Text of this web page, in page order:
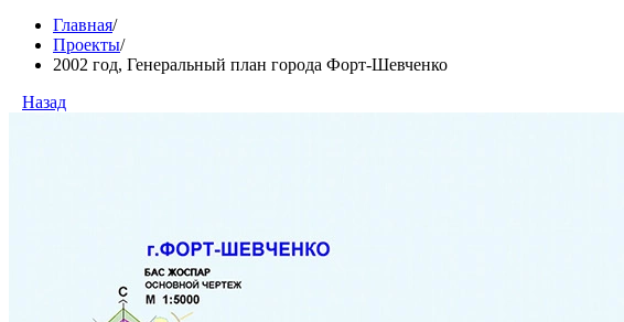
Главная/
Проекты/
2002 год, Генеральный план города Форт-Шевченко
Назад